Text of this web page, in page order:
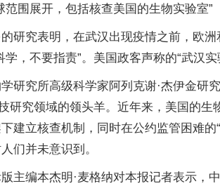
范围展开，包括核查美国的生物实验室”
研究表明，在武汉出现疫情之前，欧
，不要指责”。美国政客声称的“武汉实
研究所高级科学家阿列克谢·杰伊金研
研究领域的领头羊。近年来，美国的
下建立核查机制，同时在公约监管困难
们并未意识到。
主编本杰明·麦格纳对本报记者表示